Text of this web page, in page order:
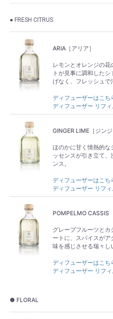
● FRESH CITRUS
ARIA［アリア］
レモンとオレンジの
トが見事に調和した
げなく、フレッシュで
ディフューザーはこち
ディフューザー リフ
GINGER LIME［ジンジ
ほのかに甘く情熱的な
ッセンスが引き立て
ンス。
ディフューザーはこち
ディフューザー リフ
POMPELMO CASSIS
グレープフルーツとカ
ートに、スパイスが
味を感じさせる瑞々し
ディフューザーはこち
ディフューザー リフ
● FLORAL